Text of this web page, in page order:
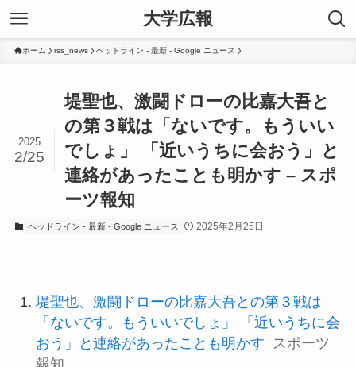
大学広報
ホーム rss_news ヘッドライン - 最新 - Google ニュース
堤聖也、激闘ドローの比嘉大吾と
の第３戦は「ないです。もういい
でしょ」 「近いうちに会おう」と
連絡があったことも明かす – スポ
ーツ報知
2025
2/25
ヘッドライン - 最新 - Google ニュース 2025年2月25日
堤聖也、激闘ドローの比嘉大吾との第３戦は
「ないです。もういいでしょ」 「近いうちに会
おう」と連絡があったことも明かす
スポーツ
報知